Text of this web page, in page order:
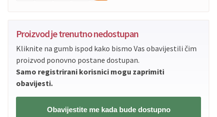
Proizvod je trenutno nedostupan
Kliknite na gumb ispod kako bismo Vas obavijestili čim
proizvod ponovno postane dostupan.
Samo registrirani korisnici mogu zaprimiti
obavijesti.
Obavijestite me kada bude dostupno